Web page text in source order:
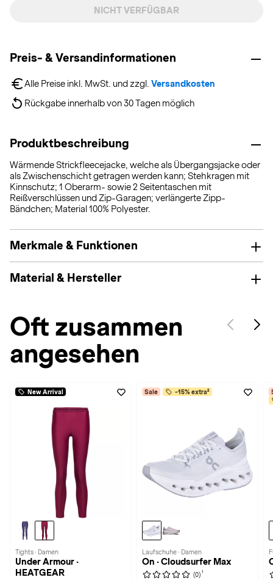
NICHT VERFÜGBAR
Preis- & Versandinformationen
Alle Preise inkl. MwSt. und zzgl. Versandkosten
Rückgabe innerhalb von 30 Tagen möglich
Produktbeschreibung
Wärmende Strickfleecejacke, welche als Übergangsjacke oder
als Zwischenschicht getragen werden kann; Stehkragen mit
Kinnschutz; 1 Oberarm- sowie 2 Seitentaschen mit
Reißverschlüssen und Zip-Garagen; verlängerte Zipp-
Bändchen; Material 100% Polyester.
Merkmale & Funktionen
Material & Hersteller
Oft zusammen
angesehen
New Arrival
Tights · Damen
Under Armour ·
HEATGEAR
Sale -15% extra²
Laufschuhe · Damen
On · Cloudsurfer Max
(0) 1